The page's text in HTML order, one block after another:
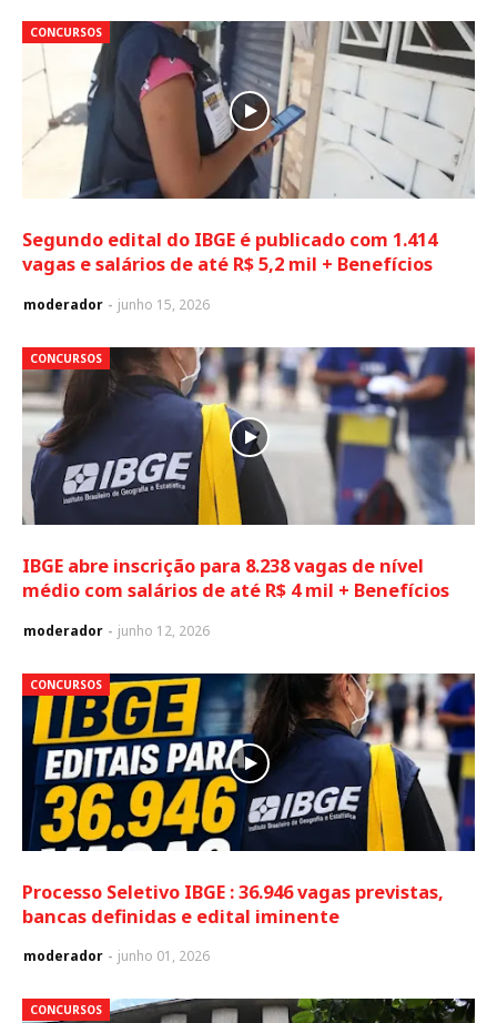
CONCURSOS
Segundo edital do IBGE é publicado com 1.414
vagas e salários de até R$ 5,2 mil + Benefícios
moderador junho 15, 2026
CONCURSOS
IBGE abre inscrição para 8.238 vagas de nível
médio com salários de até R$ 4 mil + Benefícios
moderador junho 12, 2026
CONCURSOS
Processo Seletivo IBGE : 36.946 vagas previstas,
bancas definidas e edital iminente
moderador junho 01, 2026
CONCURSOS